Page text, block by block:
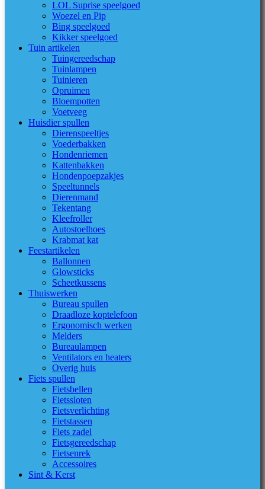
LOL Suprise speelgoed
Woezel en Pip
Bing speelgoed
Kikker speelgoed
Tuin artikelen
Tuingereedschap
Tuinlampen
Tuinieren
Opruimen
Bloempotten
Voetveeg
Huisdier spullen
Dierenspeeltjes
Voederbakken
Hondenriemen
Kattenbakken
Hondenpoepzakjes
Speeltunnels
Dierenmand
Tekentang
Kleefroller
Autostoelhoes
Krabmat kat
Feestartikelen
Ballonnen
Glowsticks
Scheetkussens
Thuiswerken
Bureau spullen
Draadloze koptelefoon
Ergonomisch werken
Melders
Bureaulampen
Ventilators en heaters
Overig huis
Fiets spullen
Fietsbellen
Fietssloten
Fietsverlichting
Fietstassen
Fiets zadel
Fietsgereedschap
Fietsenrek
Accessoires
Sint & Kerst